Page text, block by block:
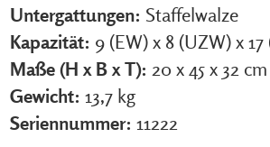
Untergattungen: Staffelwalze
Kapazität: 9 (EW) x 8 (UZW) x 17
Maße (H x B x T): 20 x 45 x 32 cm
Gewicht: 13,7 kg
Seriennummer: 11222